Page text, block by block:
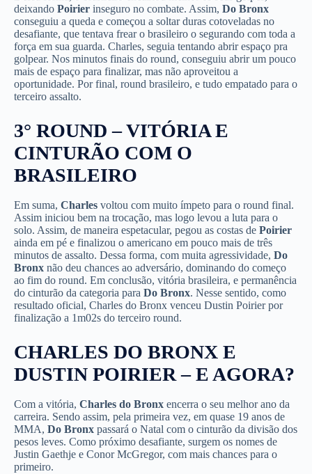
deixando Poirier inseguro no combate. Assim, Do Bronx
conseguiu a queda e começou a soltar duras cotoveladas no
desafiante, que tentava frear o brasileiro o segurando com toda a
força em sua guarda. Charles, seguia tentando abrir espaço pra
golpear. Nos minutos finais do round, conseguiu abrir um pouco
mais de espaço para finalizar, mas não aproveitou a
oportunidade. Por final, round brasileiro, e tudo empatado para o
terceiro assalto.
3° ROUND – VITÓRIA E
CINTURÃO COM O
BRASILEIRO
Em suma, Charles voltou com muito ímpeto para o round final.
Assim iniciou bem na trocação, mas logo levou a luta para o
solo. Assim, de maneira espetacular, pegou as costas de Poirier
ainda em pé e finalizou o americano em pouco mais de três
minutos de assalto. Dessa forma, com muita agressividade, Do
Bronx não deu chances ao adversário, dominando do começo
ao fim do round. Em conclusão, vitória brasileira, e permanência
do cinturão da categoria para Do Bronx. Nesse sentido, como
resultado oficial, Charles do Bronx venceu Dustin Poirier por
finalização a 1m02s do terceiro round.
CHARLES DO BRONX E
DUSTIN POIRIER – E AGORA?
Com a vitória, Charles do Bronx encerra o seu melhor ano da
carreira. Sendo assim, pela primeira vez, em quase 19 anos de
MMA, Do Bronx passará o Natal com o cinturão da divisão dos
pesos leves. Como próximo desafiante, surgem os nomes de
Justin Gaethje e Conor McGregor, com mais chances para o
primeiro.